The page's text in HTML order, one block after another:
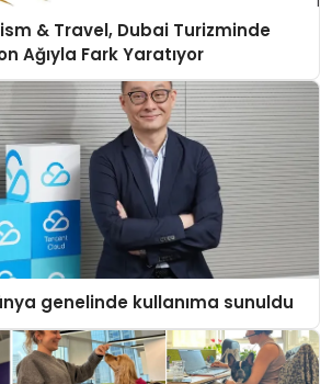
& Travel, Dubai Turizminde
Ağıyla Fark Yaratıyor
genelinde kullanıma sunuldu